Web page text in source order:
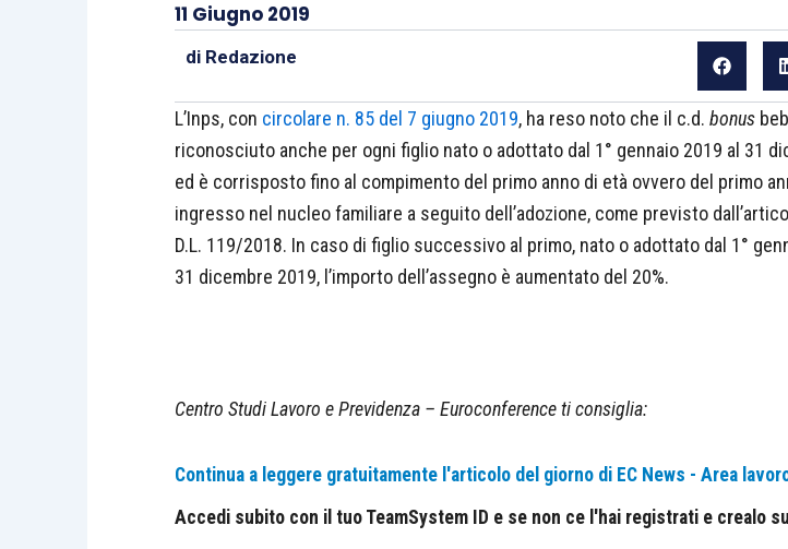
11 Giugno 2019
di Redazione
L’Inps, con circolare n. 85 del 7 giugno 2019, ha reso noto che il c.d. bonus
riconosciuto anche per ogni figlio nato o adottato dal 1° gennaio 2019 al 31
ed è corrisposto fino al compimento del primo anno di età ovvero del primo
ingresso nel nucleo familiare a seguito dell’adozione, come previsto
D.L. 119/2018. In caso di figlio successivo al primo, nato o adottato dal 1°
31 dicembre 2019, l’importo dell’assegno è aumentato del 20%.
Centro Studi Lavoro e Previdenza – Euroconference ti consiglia:
Continua a leggere gratuitamente l'articolo del giorno di EC News - Area
Accedi subito con il tuo TeamSystem ID e se non ce l'hai registrati e crealo